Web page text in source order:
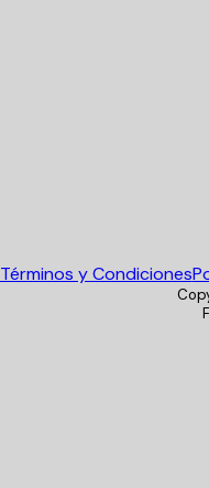
Términos y Condiciones